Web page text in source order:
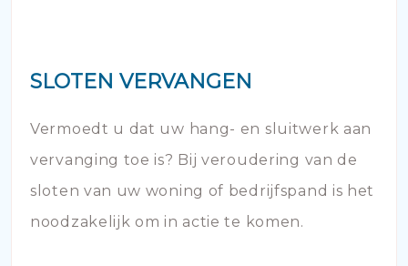
SLOTEN VERVANGEN
Vermoedt u dat uw hang- en sluitwerk aan
vervanging toe is? Bij veroudering van de
sloten van uw woning of bedrijfspand is het
noodzakelijk om in actie te komen.